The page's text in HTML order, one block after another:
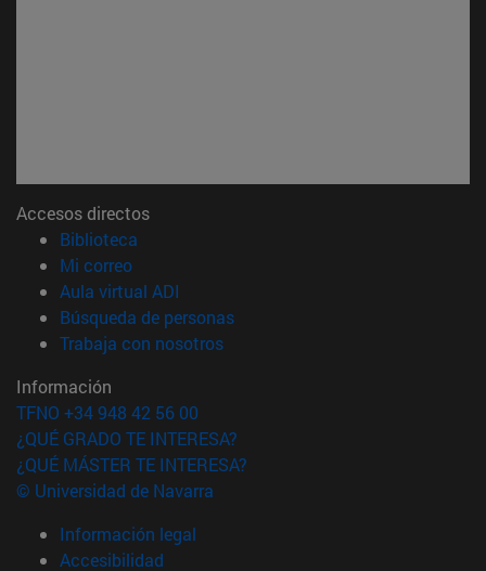
Accesos directos
Biblioteca
Mi correo(abre en nueva ventana)
Aula virtual ADI
Búsqueda de personas(abre en nueva ventana)
Trabaja con nosotros(abre en nueva ventana)
Información
TFNO +34 948 42 56 00
¿QUÉ GRADO TE INTERESA?
¿QUÉ MÁSTER TE INTERESA?
© Universidad de Navarra
Información legal
Accesibilidad